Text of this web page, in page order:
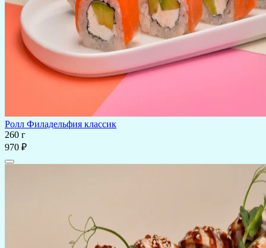
Ролл Филадельфия классик
260 г
970 ₽